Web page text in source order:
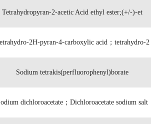
Tetrahydropyran-2-acetic Acid ethyl ester;(+/-)-et
2H-pyran-4-carboxylic acid；tetrahydro-2
Sodium tetrakis(perfluorophenyl)borate
dichloroacetate；Dichloroacetate sodium salt